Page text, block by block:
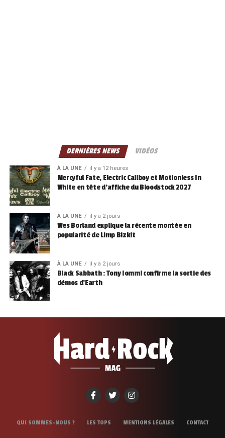
DERNIÈRES NEWS VIDÉOS
À LA UNE il y a 12 heures
Mercyful Fate, Electric Callboy et Motionless In
White en tête d’affiche du Bloodstock 2027
À LA UNE il y a 2 jours
Wes Borland explique la récente montée en
popularité de Limp Bizkit
À LA UNE il y a 2 jours
Black Sabbath : Tony Iommi confirme la sortie des
démos d’Earth
QUI SOMMES-NOUS ? LES TOPS MENTIONS LÉGALES CONTACT